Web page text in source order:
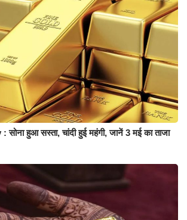
हुआ सस्ता, चांदी हुई महंगी, जानें 3 मई का ताजा